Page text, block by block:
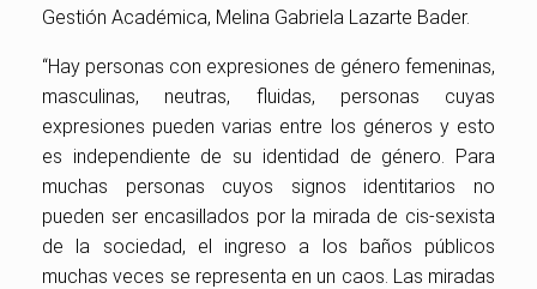
Gestión Académica, Melina Gabriela Lazarte Bader.
“Hay personas con expresiones de género femeninas,
masculinas, neutras, fluidas, personas cuyas
expresiones pueden varias entre los géneros y esto
es independiente de su identidad de género. Para
muchas personas cuyos signos identitarios no
pueden ser encasillados por la mirada de cis-sexista
de la sociedad, el ingreso a los baños públicos
muchas veces se representa en un caos. Las miradas